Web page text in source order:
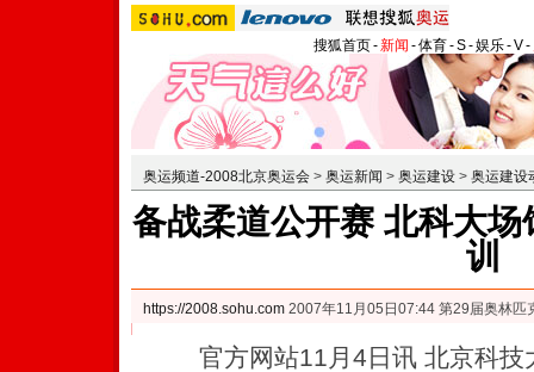
搜狐首页-新闻 -体育-S-娱乐-V-
奥运频道-2008北京奥运会 > 奥运新闻 > 奥运建设 > 奥运建设
备战柔道公开赛 北科大
训
https://2008.sohu.com 2007年11月05日07:44 第29届奥林匹
官方网站11月4日讯 北京科技